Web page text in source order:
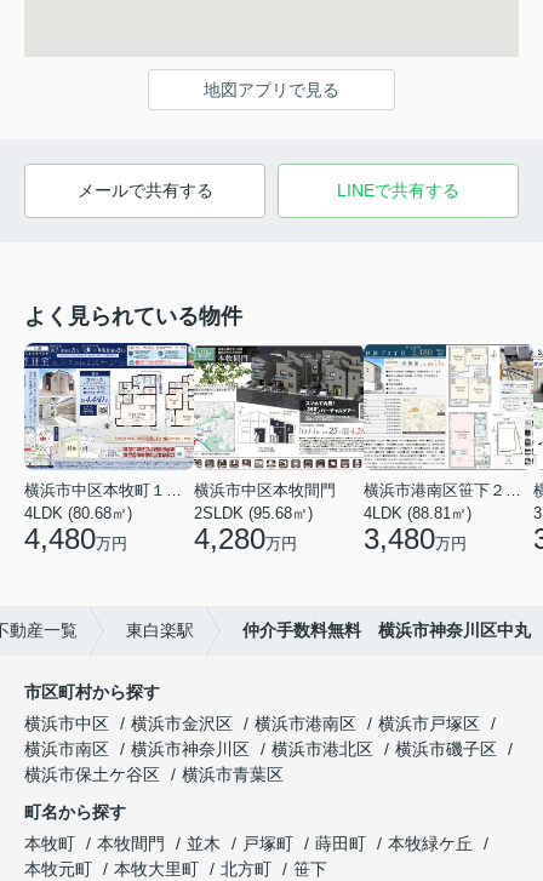
地図アプリで見る
メールで共有する LINEで共有する
よく見られている物件
横浜市中区本牧町１丁目
4LDK (80.68㎡)
4,480万円
横浜市中区本牧間門
2SLDK (95.68㎡)
4,280万円
横浜市港南区笹下２丁目
4LDK (88.81㎡)
3,480万円
動産一覧 東白楽駅 仲介手数料無料 横浜市神奈川区中丸
市区町村から探す
横浜市中区
横浜市金沢区 横浜市港南区
横浜市戸塚区
横浜市南区
横浜市神奈川区 横浜市港北区
横浜市磯子区
横浜市保土ケ谷区
横浜市青葉区
町名から探す
本牧町
本牧間門 並木 戸塚町 蒔田町
本牧緑ケ丘
本牧元町
本牧大里町 北方町
笹下